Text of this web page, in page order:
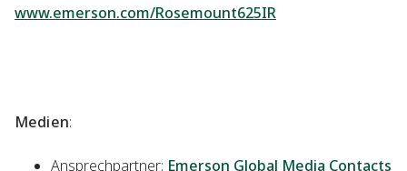
www.emerson.com/Rosemount625IR
Medien:
Ansprechpartner: Emerson Global Media Contacts